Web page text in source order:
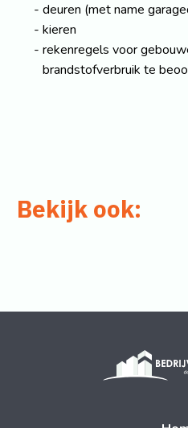
deuren (met name
kieren
rekenregels voor
brandstofverbruik te
Bekijk ook: